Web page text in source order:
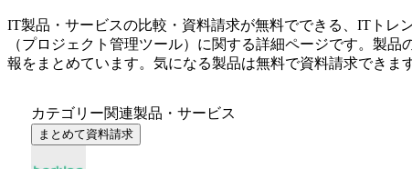
IT製品・サービスの比較・資料請求が無料でできる、ITトレ
（プロジェクト管理ツール）に関する詳細ページです。製品
報をまとめています。気になる製品は無料で資料請求できます
カテゴリー関連製品・サービス
まとめて資料請求